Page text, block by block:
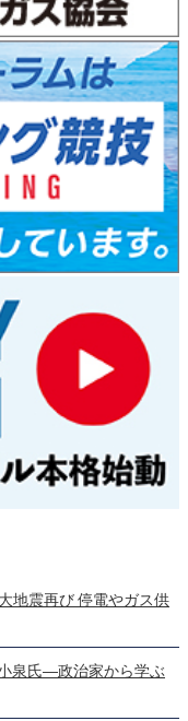
地震再び 停電やガス供
泉氏―政治家から学ぶ